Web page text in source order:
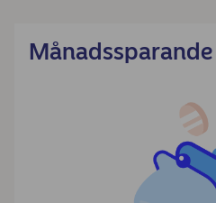
Månadssparande